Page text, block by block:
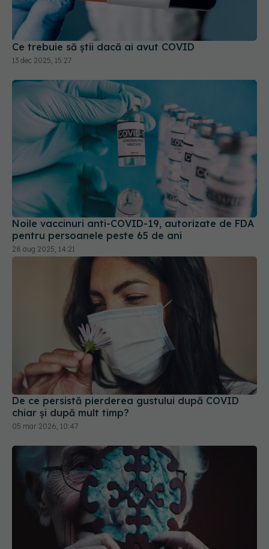
Ce trebuie să știi dacă ai avut COVID
13 dec 2025, 15:27
Noile vaccinuri anti-COVID-19, autorizate de FDA
pentru persoanele peste 65 de ani
28 aug 2025, 14:21
De ce persistă pierderea gustului după COVID
chiar și după mult timp?
05 mar 2026, 10:47